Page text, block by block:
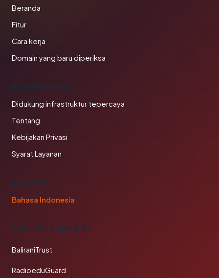
Beranda
Fitur
Cara kerja
Domain yang baru diperiksa
PERUSAHAAN
Didukung infrastruktur tepercaya
Tentang
Kebijakan Privasi
Syarat Layanan
BAHASA
Bahasa Indonesia
TAUTAN SAHABAT
BaliraniTrust
RadioeduGuard